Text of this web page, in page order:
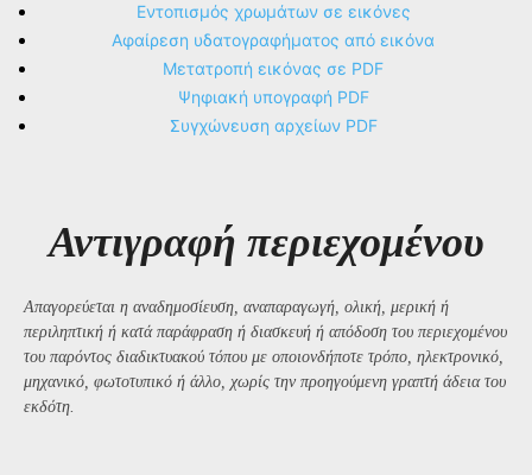
Εντοπισμός χρωμάτων σε εικόνες
Αφαίρεση υδατογραφήματος από εικόνα
Μετατροπή εικόνας σε PDF
Ψηφιακή υπογραφή PDF
Συγχώνευση αρχείων PDF
Αντιγραφή περιεχομένου
Απαγορεύεται η αναδημοσίευση, αναπαραγωγή, ολική, μερική ή
περιληπτική ή κατά παράφραση ή διασκευή ή απόδοση του περιεχομένου
του παρόντος διαδικτυακού τόπου με οποιονδήποτε τρόπο, ηλεκτρονικό,
μηχανικό, φωτοτυπικό ή άλλο, χωρίς την προηγούμενη γραπτή άδεια του
εκδότη.